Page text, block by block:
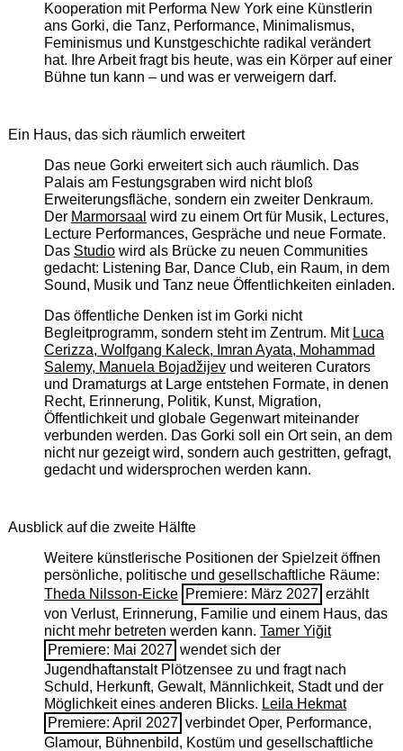
Kooperation mit Performa New York eine Künstlerin
ans Gorki, die Tanz, Performance, Minimalismus,
Feminismus und Kunstgeschichte radikal verändert
hat. Ihre Arbeit fragt bis heute, was ein Körper auf einer
Bühne tun kann – und was er verweigern darf.
Ein Haus, das sich räumlich erweitert
Das neue Gorki erweitert sich auch räumlich. Das
Palais am Festungsgraben wird nicht bloß
Erweiterungsfläche, sondern ein zweiter Denkraum.
Der Marmorsaal wird zu einem Ort für Musik, Lectures,
Lecture Performances, Gespräche und neue Formate.
Das Studiowird als Brücke zu neuen Communities
gedacht: Listening Bar, Dance Club, ein Raum, in dem
Sound, Musik und Tanz neue Öffentlichkeiten einladen.
Das öffentliche Denken ist im Gorki nicht
Begleitprogramm, sondern steht im Zentrum. Mit Luca
Cerizza, Wolfgang Kaleck, Imran Ayata, Mohammad
Salemy, Manuela Bojadžijevund weiteren Curators
und Dramaturgs at Large entstehen Formate, in denen
Recht, Erinnerung, Politik, Kunst, Migration,
Öffentlichkeit und globale Gegenwart miteinander
verbunden werden. Das Gorki soll ein Ort sein, an dem
nicht nur gezeigt wird, sondern auch gestritten, gefragt,
gedacht und widersprochen werden kann.
Ausblick auf die zweite Hälfte
Weitere künstlerische Positionen der Spielzeit öffnen
persönliche, politische und gesellschaftliche Räume:
Theda Nilsson-Eicke Premiere: März 2027 erzählt
von Verlust, Erinnerung, Familie und einem Haus, das
nicht mehr betreten werden kann. Tamer Yiğit
Premiere: Mai 2027 wendet sich der
Jugendhaftanstalt Plötzensee zu und fragt nach
Schuld, Herkunft, Gewalt, Männlichkeit, Stadt und der
Möglichkeit eines anderen Blicks. Leila Hekmat
Premiere: April 2027 verbindet Oper, Performance,
Glamour, Bühnenbild, Kostüm und gesellschaftliche